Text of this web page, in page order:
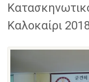
Καλοκαίρι